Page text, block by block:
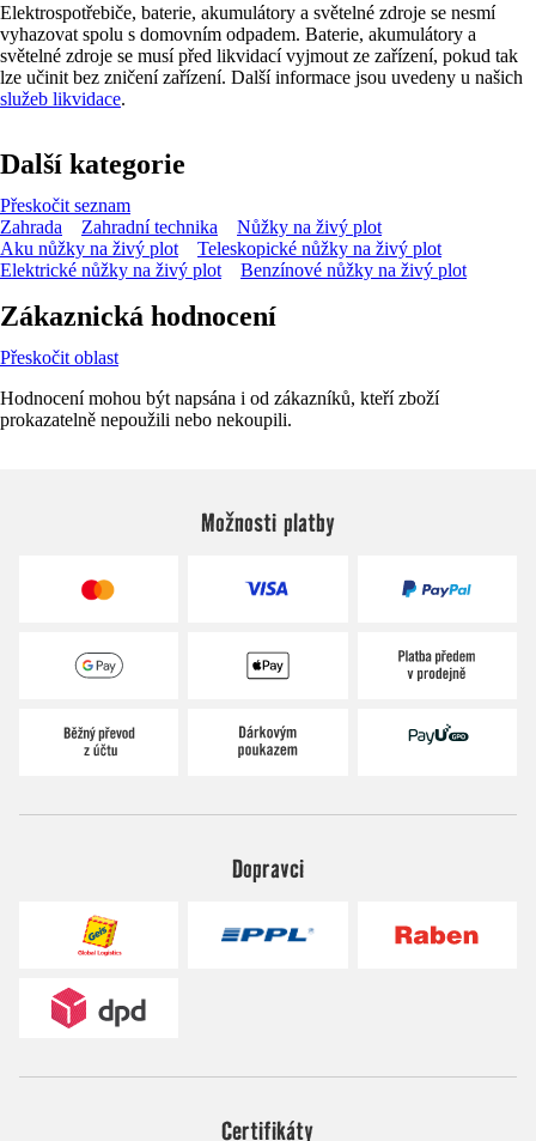
Elektrospotřebiče, baterie, akumulátory a světelné zdroje se nesmí
vyhazovat spolu s domovním odpadem. Baterie, akumulátory a
světelné zdroje se musí před likvidací vyjmout ze zařízení, pokud tak
lze učinit bez zničení zařízení. Další informace jsou uvedeny u našich
služeb likvidace.
Další kategorie
Přeskočit seznam
Zahrada
Zahradní technika
Nůžky na živý plot
Aku nůžky na živý plot
Teleskopické nůžky na živý plot
Elektrické nůžky na živý plot
Benzínové nůžky na živý plot
Zákaznická hodnocení
Přeskočit oblast
Hodnocení mohou být napsána i od zákazníků, kteří zboží
prokazatelně nepoužili nebo nekoupili.
Možnosti platby
Dopravci
Certifikáty